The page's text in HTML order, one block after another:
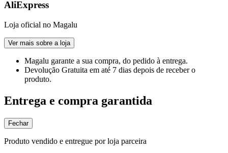
AliExpress
Loja oficial no Magalu
Ver mais sobre a loja
Magalu garante a sua compra, do pedido à entrega.
Devolução Gratuita em até 7 dias depois de receber o
produto.
Entrega e compra garantida
Fechar
Produto vendido e entregue por loja parceira